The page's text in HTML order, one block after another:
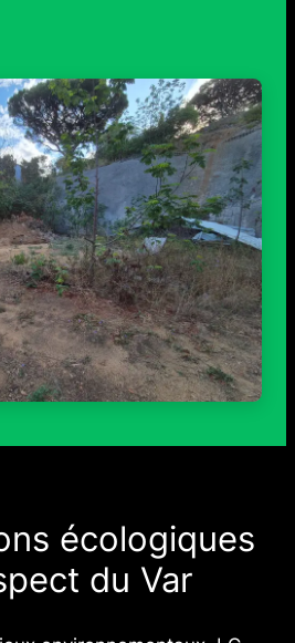
écologiques
du Var